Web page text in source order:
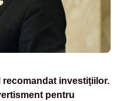
recomandat investițiilor.
pentru